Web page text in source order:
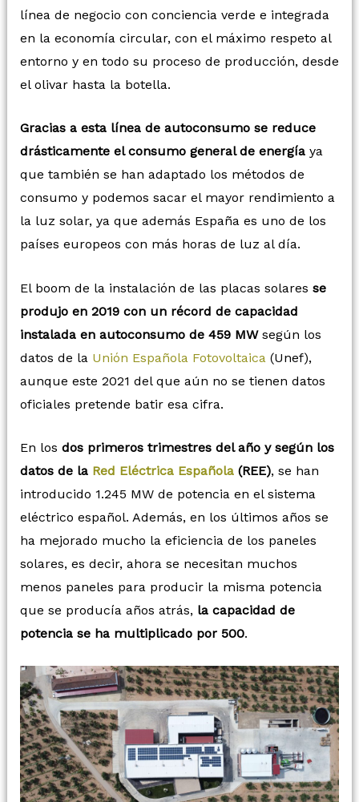
línea de negocio con conciencia verde e integrada
en la economía circular, con el máximo respeto al
entorno y en todo su proceso de producción, desde
el olivar hasta la botella.
Gracias a esta línea de autoconsumo se reduce
drásticamente el consumo general de energíaya
que también se han adaptado los métodos de
consumo y podemos sacar el mayor rendimiento a
la luz solar, ya que además España es uno de los
países europeos con más horas de luz al día.
El boom de la instalación de las placas solares se
produjo en 2019 con un récord de capacidad
instalada en autoconsumo de 459 MWsegún los
datos de la Unión Española Fotovoltaica (Unef),
aunque este 2021 del que aún no se tienen datos
oficiales pretende batir esa cifra.
En los dos primeros trimestres del año y según los
datos de la Red Eléctrica Española(REE), se han
introducido 1.245 MW de potencia en el sistema
eléctrico español. Además, en los últimos años se
ha mejorado mucho la eficiencia de los paneles
solares, es decir, ahora se necesitan muchos
menos paneles para producir la misma potencia
que se producía años atrás, la capacidad de
potencia se ha multiplicado por 500.